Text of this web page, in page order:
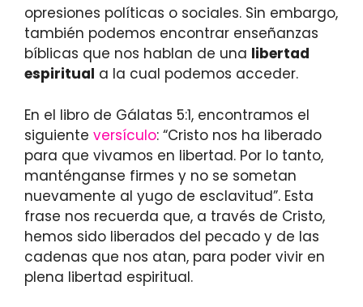
opresiones políticas o sociales. Sin embargo,
también podemos encontrar enseñanzas
bíblicas que nos hablan de una libertad
espiritual a la cual podemos acceder.
En el libro de Gálatas 5:1, encontramos el
siguiente versículo: “Cristo nos ha liberado
para que vivamos en libertad. Por lo tanto,
manténganse firmes y no se sometan
nuevamente al yugo de esclavitud”. Esta
frase nos recuerda que, a través de Cristo,
hemos sido liberados del pecado y de las
cadenas que nos atan, para poder vivir en
plena libertad espiritual.